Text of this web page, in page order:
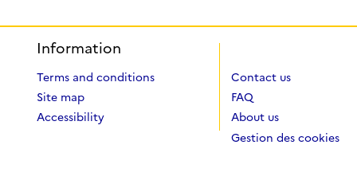
Information
Terms and conditions
Site map
Accessibility
Contact us
FAQ
About us
Gestion des cookies